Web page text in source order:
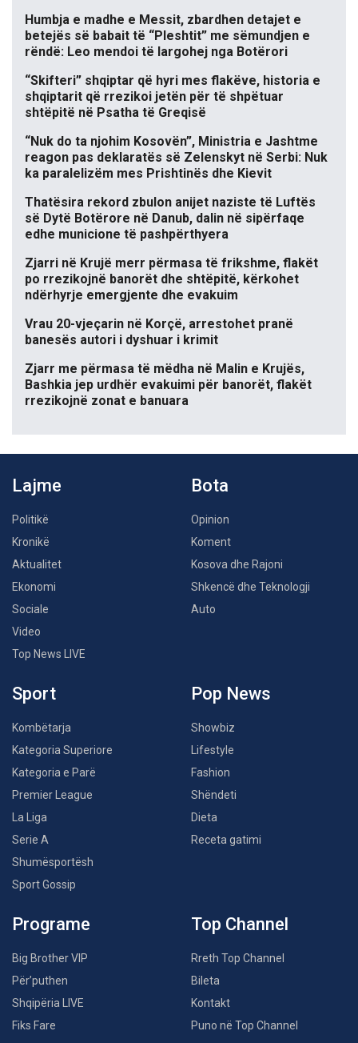
Humbja e madhe e Messit, zbardhen detajet e
betejës së babait të “Pleshtit” me sëmundjen e
rëndë: Leo mendoi të largohej nga Botërori
“Skifteri” shqiptar që hyri mes flakëve, historia e
shqiptarit që rrezikoi jetën për të shpëtuar
shtëpitë në Psatha të Greqisë
“Nuk do ta njohim Kosovën”, Ministria e Jashtme
reagon pas deklaratës së Zelenskyt në Serbi: Nuk
ka paralelizëm mes Prishtinës dhe Kievit
Thatësira rekord zbulon anijet naziste të Luftës
së Dytë Botërore në Danub, dalin në sipërfaqe
edhe municione të pashpërthyera
Zjarri në Krujë merr përmasa të frikshme, flakët
po rrezikojnë banorët dhe shtëpitë, kërkohet
ndërhyrje emergjente dhe evakuim
Vrau 20-vjeçarin në Korçë, arrestohet pranë
banesës autori i dyshuar i krimit
Zjarr me përmasa të mëdha në Malin e Krujës,
Bashkia jep urdhër evakuimi për banorët, flakët
rrezikojnë zonat e banuara
Lajme
Politikë
Kronikë
Aktualitet
Ekonomi
Sociale
Video
Top News LIVE
Bota
Opinion
Koment
Kosova dhe Rajoni
Shkencë dhe Teknologji
Auto
Sport
Kombëtarja
Kategoria Superiore
Kategoria e Parë
Premier League
La Liga
Serie A
Shumësportësh
Sport Gossip
Pop News
Showbiz
Lifestyle
Fashion
Shëndeti
Dieta
Receta gatimi
Programe
Big Brother VIP
Për’puthen
Shqipëria LIVE
Fiks Fare
Top Channel
Rreth Top Channel
Bileta
Kontakt
Puno në Top Channel